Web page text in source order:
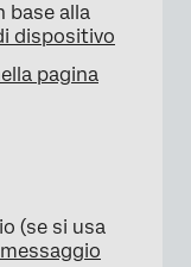
base alla
dispositivo
pagina
(se si usa